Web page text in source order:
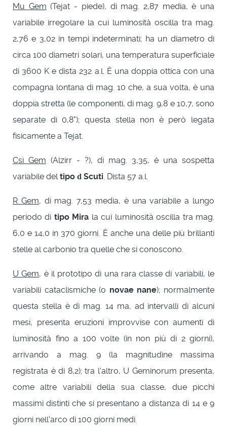
Mu Gem (Tejat - piede), di mag. 2,87 media, è una
variabile irregolare la cui luminosità oscilla tra mag.
2,76 e 3,02 in tempi indeterminati; ha un diametro di
circa 100 diametri solari, una temperatura superficiale
di 3600 K e dista 232 a.l. È una doppia ottica con una
compagna lontana di mag. 10 che, a sua volta, è una
doppia stretta (le componenti, di mag. 9,8 e 10,7, sono
separate di 0,8"); questa stella non è però legata
fisicamente a Tejat.
Csi Gem (Alzirr - ?), di mag. 3,35, è una sospetta
variabile deltipo d Scuti. Dista 57 a.l.
R Gem, di mag. 7,53 media, è una variabile a lungo
periodo di tipo Mira la cui luminosità oscilla tra mag.
6,0 e 14,0 in 370 giorni. È anche una delle più brillanti
stelle al carbonio tra quelle che si conoscono.
U Gem, è il prototipo di una rara classe di variabili, le
variabili cataclismiche (o novae nane); normalmente
questa stella è di mag. 14 ma, ad intervalli di alcuni
mesi, presenta eruzioni improvvise con aumenti di
luminosità fino a 100 volte (in non più di 2 giorni),
arrivando a mag. 9 (la magnitudine massima
registrata è di 8,2); tra l'altro, U Geminorum presenta,
come altre variabili della sua classe, due picchi
massimi distinti che si presentano a distanza di 14 e 9
giorni nell'arco di 100 giorni medi.